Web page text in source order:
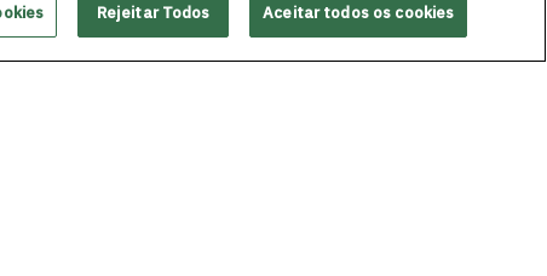
Rejeitar Todos Aceitar todos os cookies